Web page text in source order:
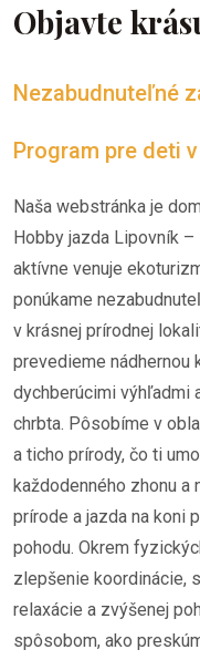
Objavte
Nezabudnuteľné
Program pre deti
Naša webstránka je
Hobby jazda Lipovník
aktívne venuje
ponúkame
v krásnej prírodnej
prevedieme nádhernou
dychberúcimi výhľadmi
chrbta. Pôsobíme v
a ticho prírody, čo ti
každodenného zhonu a
prírode a jazda na koni
pohodu. Okrem
zlepšenie koordinácie,
relaxácie a zvýšenej
spôsobom, ako